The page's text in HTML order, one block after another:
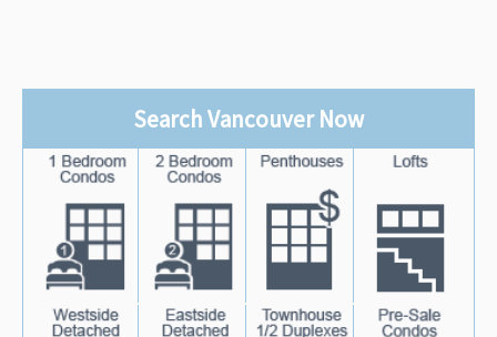
Search Vancouver Now